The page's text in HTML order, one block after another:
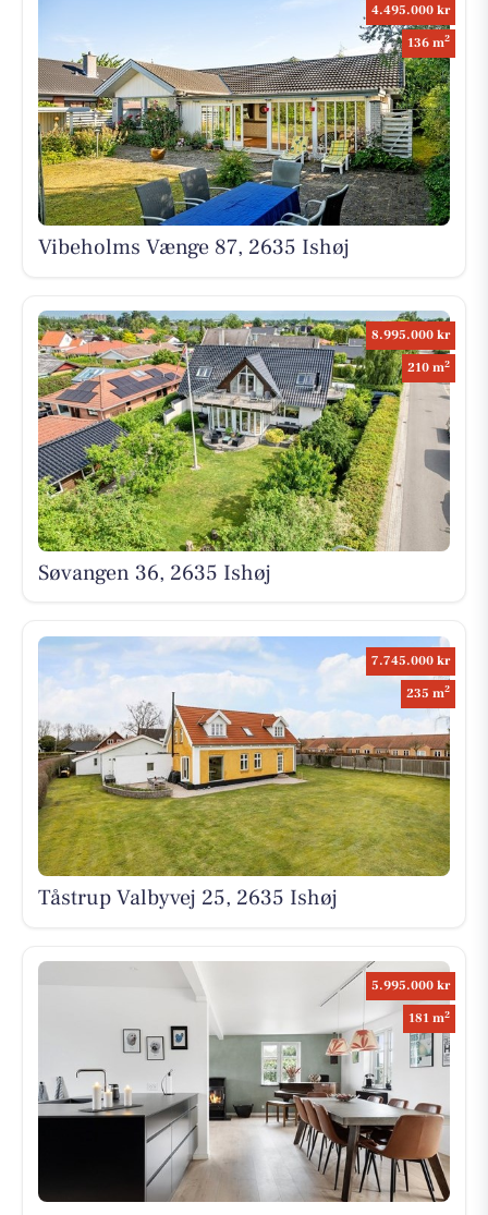
4.495.000 kr
136 m2
Vibeholms Vænge 87, 2635 Ishøj
8.995.000 kr
210 m2
Søvangen 36, 2635 Ishøj
7.745.000 kr
235 m2
Tåstrup Valbyvej 25, 2635 Ishøj
5.995.000 kr
181 m2